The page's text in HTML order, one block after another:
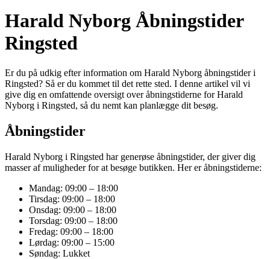
Harald Nyborg Åbningstider
Ringsted
Er du på udkig efter information om Harald Nyborg åbningstider i
Ringsted? Så er du kommet til det rette sted. I denne artikel vil vi
give dig en omfattende oversigt over åbningstiderne for Harald
Nyborg i Ringsted, så du nemt kan planlægge dit besøg.
Åbningstider
Harald Nyborg i Ringsted har generøse åbningstider, der giver dig
masser af muligheder for at besøge butikken. Her er åbningstiderne:
Mandag: 09:00 – 18:00
Tirsdag: 09:00 – 18:00
Onsdag: 09:00 – 18:00
Torsdag: 09:00 – 18:00
Fredag: 09:00 – 18:00
Lørdag: 09:00 – 15:00
Søndag: Lukket